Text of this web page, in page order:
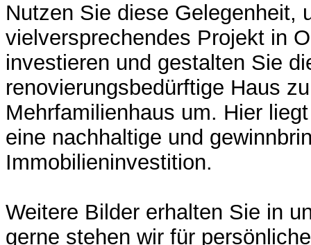
Nutzen Sie diese Gelegenheit,
vielversprechendes Projekt in
investieren und gestalten Sie
renovierungsbedürftige Haus
Mehrfamilienhaus um. Hier
eine nachhaltige und
Immobilieninvestition.
Weitere Bilder erhalten Sie in
gerne stehen wir für persönliche